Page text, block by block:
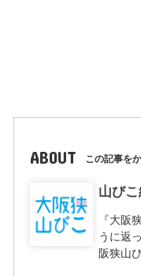
ABOUT この記事を
山び
『大阪
うに返
阪狭山